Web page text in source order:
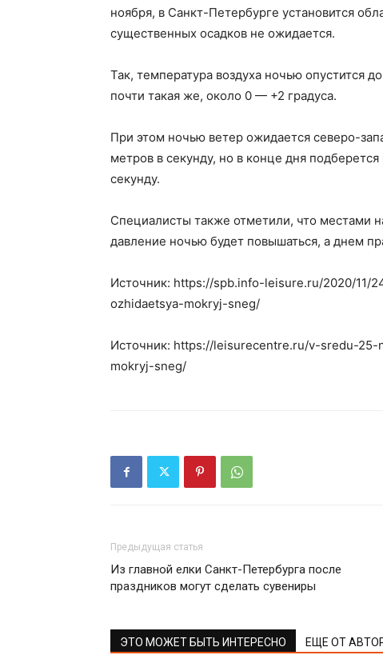
ноября, в Санкт-Петербурге установится
существенных осадков не ожидается.
Так, температура воздуха ночью опустится
почти такая же, около 0 — +2 градуса.
При этом ночью ветер ожидается северо-
метров в секунду, но в конце дня
секунду.
Специалисты также отметили, что местами
давление ночью будет повышаться, а днем
Источник: https://spb.info-leisure.ru/2020/
ozhidaetsya-mokryj-sneg/
Источник: https://leisurecentre.ru/v-sredu-
mokryj-sneg/
Предыдущая статья
Из главной елки Санкт-Петербурга после
праздников могут сделать сувениры
ЭТО МОЖЕТ БЫТЬ ИНТЕРЕСНО ЕЩЕ ОТ